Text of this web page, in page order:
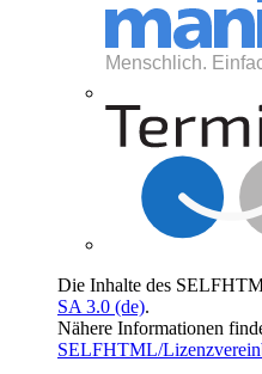
Die Inhalte des
SA 3.0 (de).
Nähere Informationen
SELFHTML/